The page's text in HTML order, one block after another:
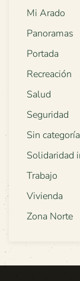
Mi Arado
Panoramas
Portada
Recreación
Salud
Seguridad
Sin categoría
Solidaridad
Trabajo
Vivienda
Zona Norte